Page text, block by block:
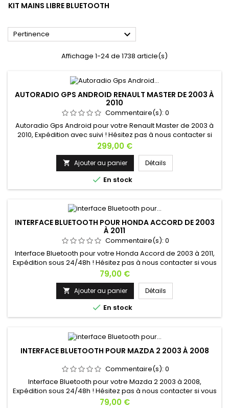
KIT MAINS LIBRE BLUETOOTH
Pertinence 
Affichage 1-24 de 1738 article(s)
AUTORADIO GPS ANDROID RENAULT MASTER DE 2003 À
2010
Commentaire(s): 0
Autoradio Gps Android pour votre Renault Master de 2003 à
2010, Expédition avec suivi ! Hésitez pas à nous contacter si
vous avez une question !
Prix
299,00 €
 Ajouter au panier Détails
 En stock
INTERFACE BLUETOOTH POUR HONDA ACCORD DE 2003
À 2011
Commentaire(s): 0
Interface Bluetooth pour votre Honda Accord de 2003 à 2011,
Expédition sous 24/48h ! Hésitez pas à nous contacter si vous
avez une question !
Prix
79,00 €
 Ajouter au panier Détails
 En stock
INTERFACE BLUETOOTH POUR MAZDA 2 2003 À 2008
Commentaire(s): 0
Interface Bluetooth pour votre Mazda 2 2003 à 2008,
Expédition sous 24/48h ! Hésitez pas à nous contacter si vous
avez une question !
Prix
79,00 €